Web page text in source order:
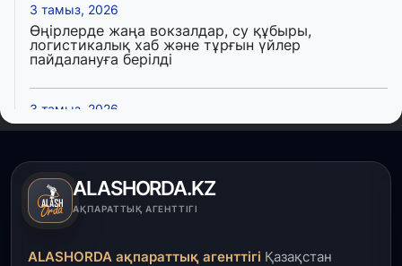
3 тамыз, 2026
Өңірлерде жаңа вокзалдар, су құбыры,
логистикалық хаб және тұрғын үйлер
пайдалануға берілді
3 тамыз, 2026
Қызылордада 300 орындық аурухана,
салынып жатыр
1 тамыз, 2026
Кинопоиск Қазақстан азаматтарының ең
ALASHORDA.KZ
АҚПАРАТТЫҚ АГЕНТТІГІ
ALASHORDA ақпараттық агенттігі Қазақстан